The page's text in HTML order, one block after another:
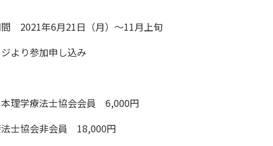
2021年6月21日（月）～11月上旬
より参加申し込み
理学療法士協会会員 6,000円
法士協会非会員 18,000円